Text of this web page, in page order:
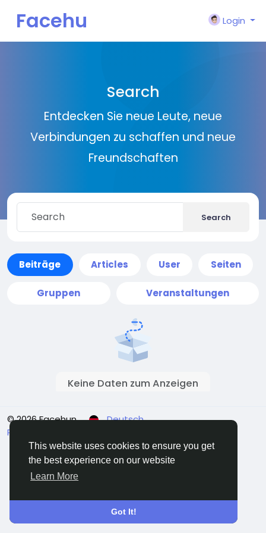
This website uses cookies to ensure you get
the best experience on our website
Learn More
Got It!
Facehu
Login
Search
Entdecken Sie neue Leute, neue
Verbindungen zu schaffen und neue
Freundschaften
Search
Beiträge Articles User Seiten
Gruppen Veranstaltungen
Keine Daten zum Anzeigen
© 2026 Facehun
Deutsch
Rólunk
Kontaktieren Sie uns Verzeichnis